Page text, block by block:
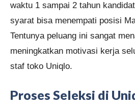
waktu 1 sampai 2 tahun
syarat bisa menempati posisi
Tentunya peluang ini sangat
meningkatkan motivasi kerja
staf toko Uniqlo.
Proses Seleksi di